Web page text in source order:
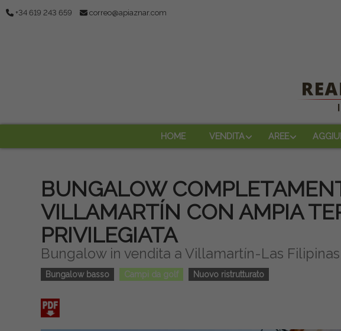
+34 619 243 659 correo@apiaznar.com
HOME VENDITA AREE
BUNGALOW
VILLAMARTÍN CON AMPIA
PRIVILEGIATA
Bungalow in vendita a Villamartín-Las
Bungalow basso Campi da golf Nuovo ristrutturato